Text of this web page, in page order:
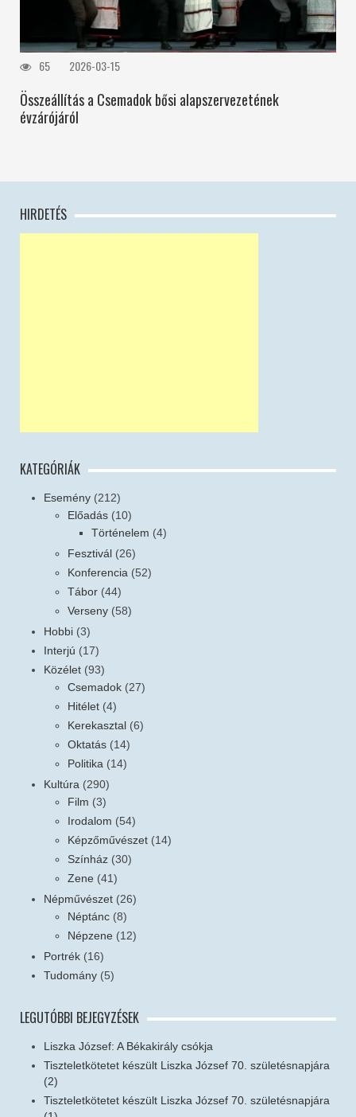
65 2026-03-15
Összeállítás a Csemadok bősi alapszervezetének
évzárójáról
HIRDETÉS
KATEGÓRIÁK
Esemény (212)
Előadás (10)
Történelem (4)
Fesztivál (26)
Konferencia (52)
Tábor (44)
Verseny (58)
Hobbi (3)
Interjú (17)
Közélet (93)
Csemadok (27)
Hitélet (4)
Kerekasztal (6)
Oktatás (14)
Politika (14)
Kultúra (290)
Film (3)
Irodalom (54)
Képzőművészet (14)
Színház (30)
Zene (41)
Népművészet (26)
Néptánc (8)
Népzene (12)
Portrék (16)
Tudomány (5)
LEGUTÓBBI BEJEGYZÉSEK
Liszka József: A Békakirály csókja
Tiszteletkötetet készült Liszka József 70. születésnapjára
(2)
Tiszteletkötetet készült Liszka József 70. születésnapjára